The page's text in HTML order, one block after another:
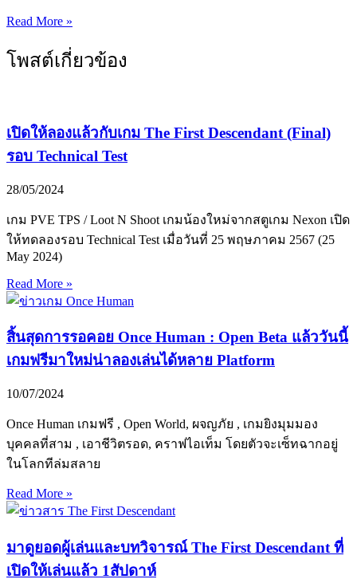
Read More »
โพสต์เกี่ยวข้อง
เปิดให้ลองแล้วกับเกม The First Descendant (Final)
รอบ Technical Test
28/05/2024
เกม PVE TPS / Loot N Shoot เกมน้องใหม่จากสตูเกม Nexon เปิด
ให้ทดลองรอบ Technical Test เมื่อวันที่ 25 พฤษภาคม 2567 (25
May 2024)
Read More »
สิ้นสุดการรอคอย Once Human : Open Beta แล้ววันนี้
เกมฟรีมาใหม่น่าลองเล่นได้หลาย Platform
10/07/2024
Once Human เกมฟรี , Open World, ผจญภัย , เกมยิงมุมมอง
บุคคลที่สาม , เอาชีวิตรอด, คราฟไอเท็ม โดยตัวจะเซ็ทฉากอยู่
ในโลกทีล่มสลาย
Read More »
มาดูยอดผู้เล่นและบทวิจารณ์ The First Descendant ที่
เปิดให้เล่นแล้ว 1สัปดาห์